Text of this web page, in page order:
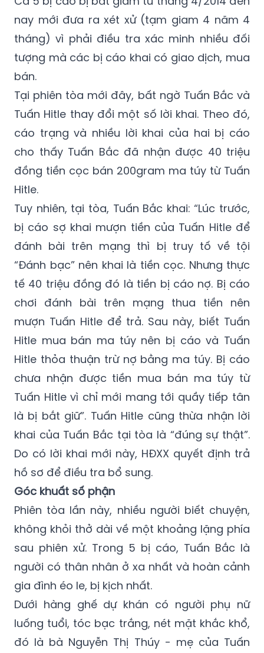
nay mới đưa ra xét xử (tạm giam 4 năm 4
tháng) vì phải điều tra xác minh nhiều đối
tượng mà các bị cáo khai có giao dịch, mua
bán.
Tại phiên tòa mới đây, bất ngờ Tuấn Bắc và
Tuấn Hitle thay đổi một số lời khai. Theo đó,
cáo trạng và nhiều lời khai của hai bị cáo
cho thấy Tuấn Bắc đã nhận được 40 triệu
đồng tiền cọc bán 200gram ma túy từ Tuấn
Hitle.
Tuy nhiên, tại tòa, Tuấn Bắc khai: “Lúc trước,
bị cáo sợ khai mượn tiền của Tuấn Hitle để
đánh bài trên mạng thì bị truy tố về tội
“Đánh bạc” nên khai là tiền cọc. Nhưng thực
tế 40 triệu đồng đó là tiền bị cáo nợ. Bị cáo
chơi đánh bài trên mạng thua tiền nên
mượn Tuấn Hitle để trả. Sau này, biết Tuấn
Hitle mua bán ma túy nên bị cáo và Tuấn
Hitle thỏa thuận trừ nợ bằng ma túy. Bị cáo
chưa nhận được tiền mua bán ma túy từ
Tuấn Hitle vì chỉ mới mang tới quầy tiếp tân
là bị bắt giữ”. Tuấn Hitle cũng thừa nhận lời
khai của Tuấn Bắc tại tòa là “đúng sự thật”.
Do có lời khai mới này, HĐXX quyết định trả
hồ sơ để điều tra bổ sung.
Góc khuất số phận
Phiên tòa lần này, nhiều người biết chuyện,
không khỏi thở dài về một khoảng lặng phía
sau phiên xử. Trong 5 bị cáo, Tuấn Bắc là
người có thân nhân ở xa nhất và hoàn cảnh
gia đình éo le, bị kịch nhất.
Dưới hàng ghế dự khán có người phụ nữ
luống tuổi, tóc bạc trắng, nét mặt khắc khổ,
đó là bà Nguyễn Thị Thúy - mẹ của Tuấn